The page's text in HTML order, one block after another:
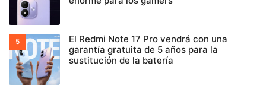
El Redmi Note 17 Pro vendrá con una
garantía gratuita de 5 años para la
sustitución de la batería